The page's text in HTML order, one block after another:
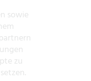
sowie
zu